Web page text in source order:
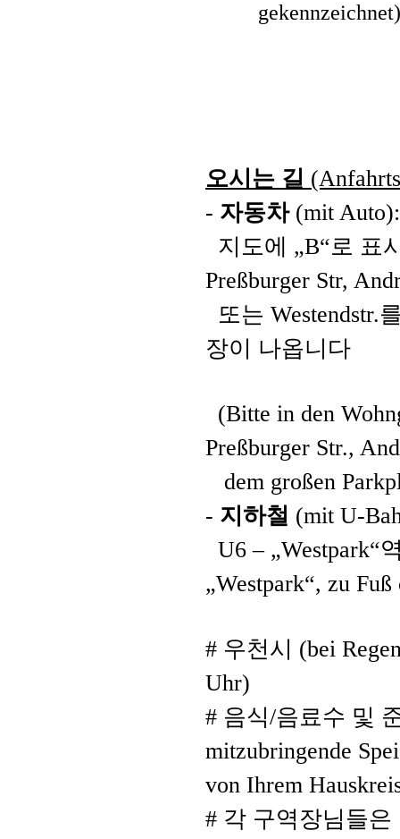
오시는 길
- 자동차(mit Auto):
지도에 „B“로 표
Preßburger Str,
또는 Westendstr.
장이 나옵니다
(Bitte in den
Preßburger Str.,
dem großen
- 지하철 (mit U-
U6 – „Westpark“
„Westpark“, zu Fuß
# 우천시
(bei
Uhr)
# 음식/음료수 및
mitzubringende
von Ihrem
# 각 구역장님들